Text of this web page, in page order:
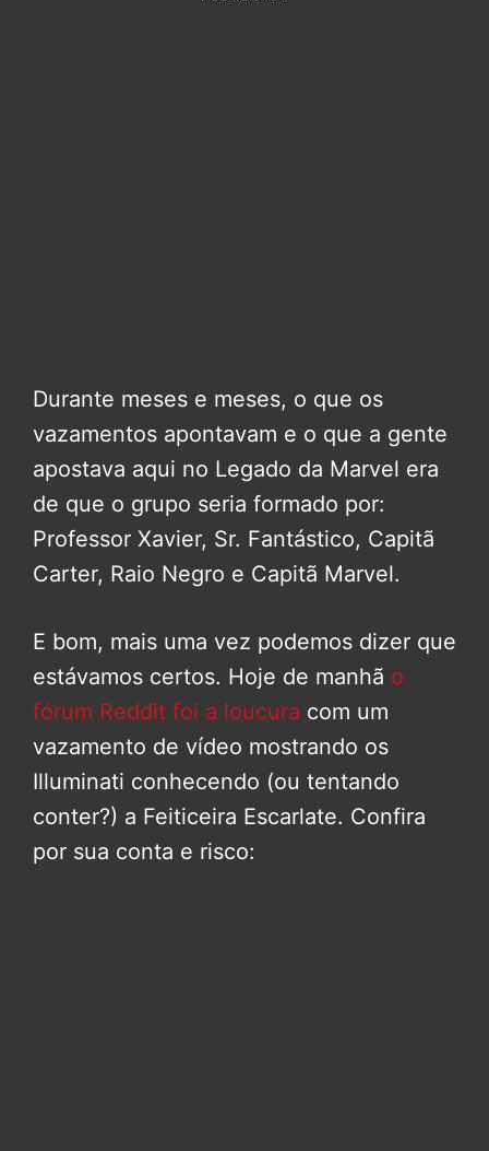
Durante meses e meses, o que os
vazamentos apontavam e o que a gente
apostava aqui no Legado da Marvel era
de que o grupo seria formado por:
Professor Xavier, Sr. Fantástico, Capitã
Carter, Raio Negro e Capitã Marvel.
E bom, mais uma vez podemos dizer que
estávamos certos. Hoje de manhã o
fórum Reddit foi a loucura com um
vazamento de vídeo mostrando os
Illuminati conhecendo (ou tentando
conter?) a Feiticeira Escarlate. Confira
por sua conta e risco: